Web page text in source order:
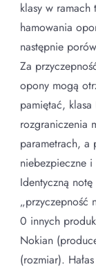
klasy w
hamowania
następnie
Za
opony mogą
pamiętać,
rozgraniczenia
parametrach, a
niebezpieczne
Identyczną
„przyczepność
0 innych
Nokian
(rozmiar).